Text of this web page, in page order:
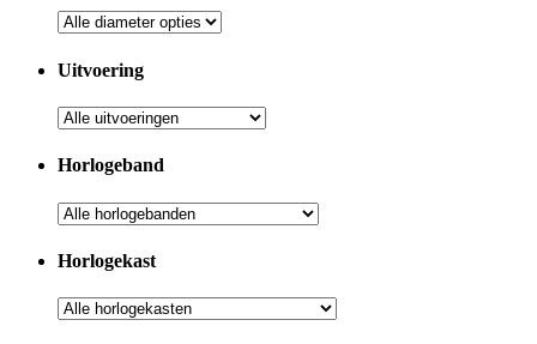
Uitvoering
Horlogeband
Horlogekast